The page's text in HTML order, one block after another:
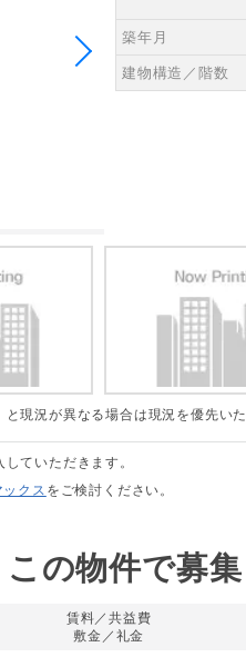
築年月
建物構造／階数
現況が異なる場合は現況を優先いた
ていただきます。
クス をご検討ください。
この物件で募
賃料／共益費
敷金／礼金